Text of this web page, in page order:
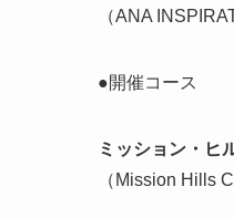
（ANA
●開催コース
ミッション・ヒ
（Mission Hills